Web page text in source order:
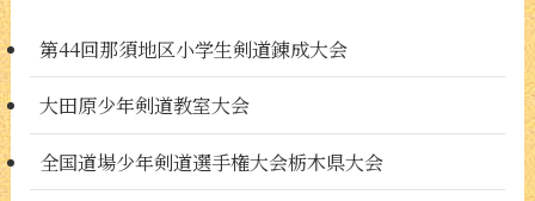
第44回那須地区小学生剣道錬成大会
大田原少年剣道教室大会
全国道場少年剣道選手権大会栃木県大会